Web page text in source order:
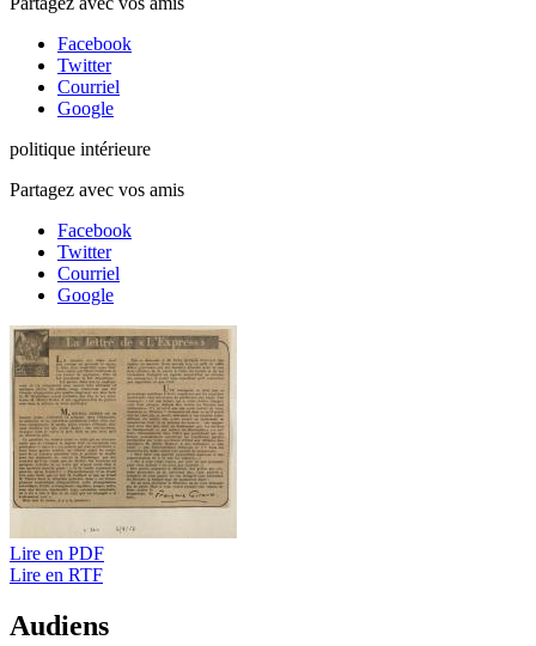
Facebook
Twitter
Courriel
Google
politique intérieure
Partagez avec vos amis
Facebook
Twitter
Courriel
Google
Lire en PDF
Lire en RTF
Audiens